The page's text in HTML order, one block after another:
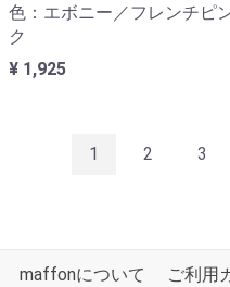
色：エボニー／フレンチピ
ク
¥ 1,925
1 2 3
maffonについて ご利用